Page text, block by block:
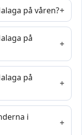
på våren?
på
på
i